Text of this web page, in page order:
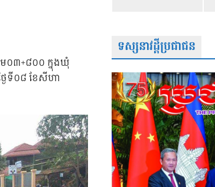
០៣+៨០០ ក្នុងឃុំ
ៃទី០៨ ខែសីហា
ទស្សនាវដ្តីប្រជាជន